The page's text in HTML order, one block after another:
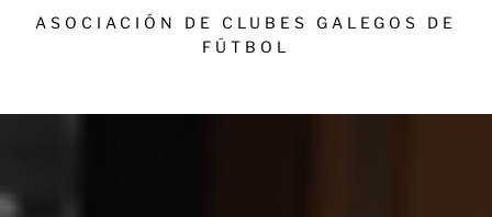
ASOCIACIÓN DE CLUBES GALEGOS DE
FÚTBOL